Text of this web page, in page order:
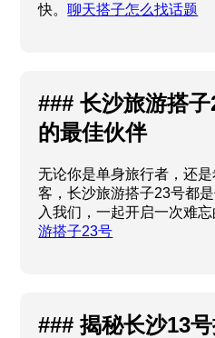
快。聊天搭子怎么找话题
### 长沙旅游搭
的最佳伙伴
无论你是单身旅行者，还
客，长沙旅游搭子23号都
入我们，一起开启一次难
游搭子23号
### 揭秘长沙13